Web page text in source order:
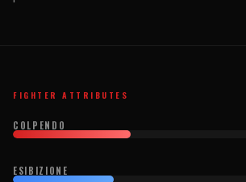
FIGHTER ATTRIBUTES
COLPENDO
ESIBIZIONE